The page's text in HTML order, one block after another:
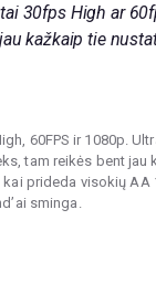
30fps High ar
kažkaip tie
60FPS ir 1080p.
tam reikės bent jau
prideda visokių AA
sminga.